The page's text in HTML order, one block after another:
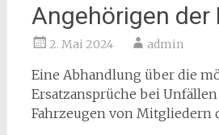
Angehörigen der
2. Mai 2024 admin
Eine Abhandlung über die
Ersatzansprüche bei
Fahrzeugen von Mitgliedern